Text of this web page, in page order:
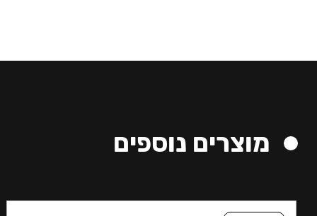
מוצרים נוספים